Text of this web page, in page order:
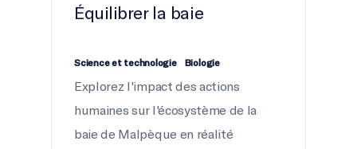
Équilibrer la baie
Science et technologie Biologie
Explorez l'impact des actions
humaines sur l'écosystème de la
baie de Malpèque en réalité